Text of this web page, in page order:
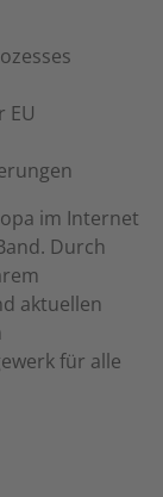
EU
im Internet
Durch
aktuellen
für alle